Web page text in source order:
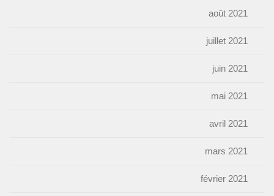
août 2021
juillet 2021
juin 2021
mai 2021
avril 2021
mars 2021
février 2021